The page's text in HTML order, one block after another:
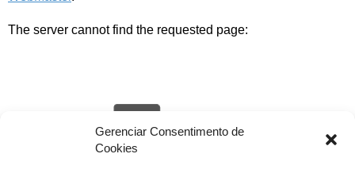
Gerenciar Consentimento de
Cookies
The server cannot find the requested page: